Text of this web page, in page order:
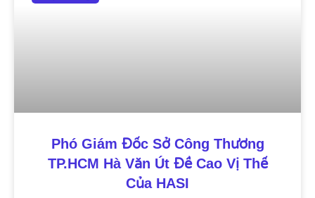
Phó Giám Đốc Sở Công Thương
TP.HCM Hà Văn Út Đề Cao Vị Thế
Của HASI